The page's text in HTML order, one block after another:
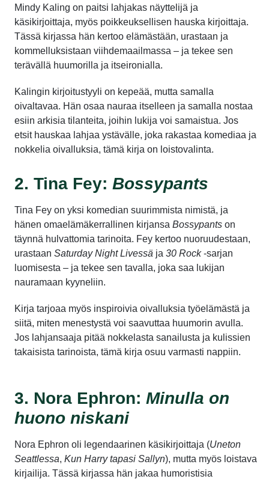
Mindy Kaling on paitsi lahjakas näyttelijä ja
käsikirjoittaja, myös poikkeuksellisen hauska kirjoittaja.
Tässä kirjassa hän kertoo elämästään, urastaan ja
kommelluksistaan viihdemaailmassa – ja tekee sen
terävällä huumorilla ja itseironialla.
Kalingin kirjoitustyyli on kepeää, mutta samalla
oivaltavaa. Hän osaa nauraa itselleen ja samalla nostaa
esiin arkisia tilanteita, joihin lukija voi samaistua. Jos
etsit hauskaa lahjaa ystävälle, joka rakastaa komediaa ja
nokkelia oivalluksia, tämä kirja on loistovalinta.
2. Tina Fey: Bossypants
Tina Fey on yksi komedian suurimmista nimistä, ja
hänen omaelämäkerrallinen kirjansa Bossypants on
täynnä hulvattomia tarinoita. Fey kertoo nuoruudestaan,
urastaan Saturday Night Livessä ja 30 Rock-sarjan
luomisesta – ja tekee sen tavalla, joka saa lukijan
nauramaan kyyneliin.
Kirja tarjoaa myös inspiroivia oivalluksia työelämästä ja
siitä, miten menestystä voi saavuttaa huumorin avulla.
Jos lahjansaaja pitää nokkelasta sanailusta ja kulissien
takaisista tarinoista, tämä kirja osuu varmasti nappiin.
3. Nora Ephron: Minulla on
huono niskani
Nora Ephron oli legendaarinen käsikirjoittaja (Uneton
Seattlessa, Kun Harry tapasi Sallyn), mutta myös loistava
kirjailija. Tässä kirjassa hän jakaa humoristisia